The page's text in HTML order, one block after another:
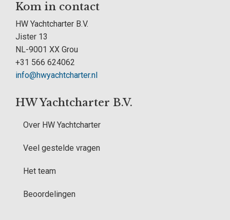
Kom in contact
HW Yachtcharter B.V.
Jister 13
NL-9001 XX Grou
+31 566 624062
info@hwyachtcharter.nl
HW Yachtcharter B.V.
Over HW Yachtcharter
Veel gestelde vragen
Het team
Beoordelingen